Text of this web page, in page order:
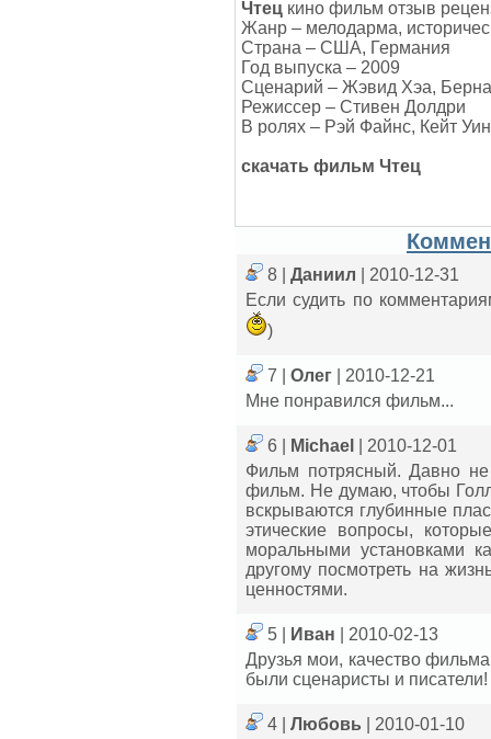
Чтец кино фильм отзыв
Жанр – мелодарма,
Страна – США, Германия
Год выпуска – 2009
Сценарий – Жэвид Хэа,
Режиссер – Стивен Долдри
В ролях – Рэй Файнс, Кейт
скачать фильм Чтец
8 | Даниил
| 2010-12-31
Если судить по
)
7 | Олег
| 2010-12-21
Мне понравился фильм...
6 | Michael
| 2010-12-01
Фильм потрясный. Давно не
фильм. Не думаю, чтобы
вскрываются глубинные
этические вопросы,
моральными установками
другому посмотреть на
ценностями.
5 | Иван
| 2010-02-13
Друзья мои, качество
были сценаристы и писатели!
4 | Любовь
| 2010-01-10